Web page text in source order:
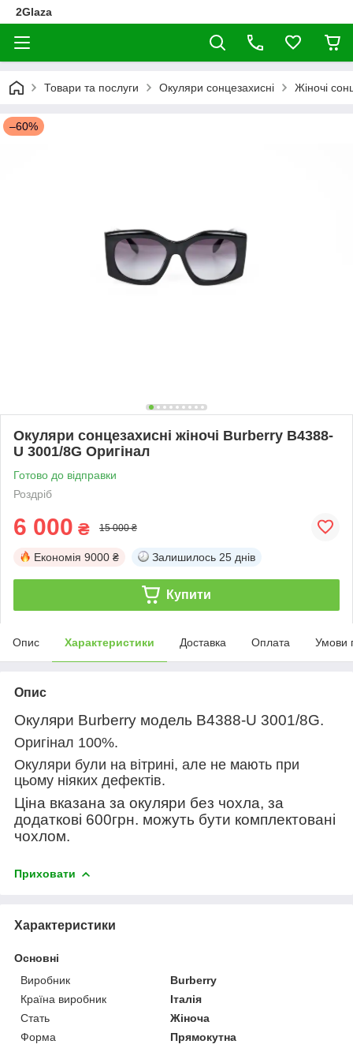
2Glaza
Товари та послуги Окуляри сонцезахисні Жіночі
–60%
Окуляри сонцезахисні жіночі Burberry B4388-
U 3001/8G Оригінал
Готово до відправки
Роздріб
6 000 ₴ 15 000 ₴
Економія 9000 ₴ Залишилось 25 днів
Купити
Опис Характеристики Доставка Оплата Умови
Опис
Окуляри Burberry модель B4388-U 3001/8G.
Оригінал 100%.
Окуляри були на вітрині, але не мають при
цьому ніяких дефектів.
Ціна вказана за окуляри без чохла, за
додаткові 600грн. можуть бути комплектовані
чохлом.
Приховати
Характеристики
Основні
Виробник
Burberry
Країна виробник
Італія
Стать
Жіноча
Форма
Прямокутна